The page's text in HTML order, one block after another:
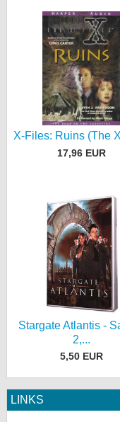
X-Files: Ruins (The
17,96 EUR
Stargate Atlantis -
2,...
5,50 EUR
LINKS